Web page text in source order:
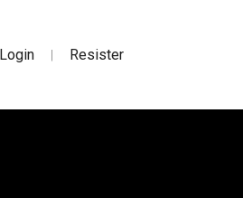
Login | Resister